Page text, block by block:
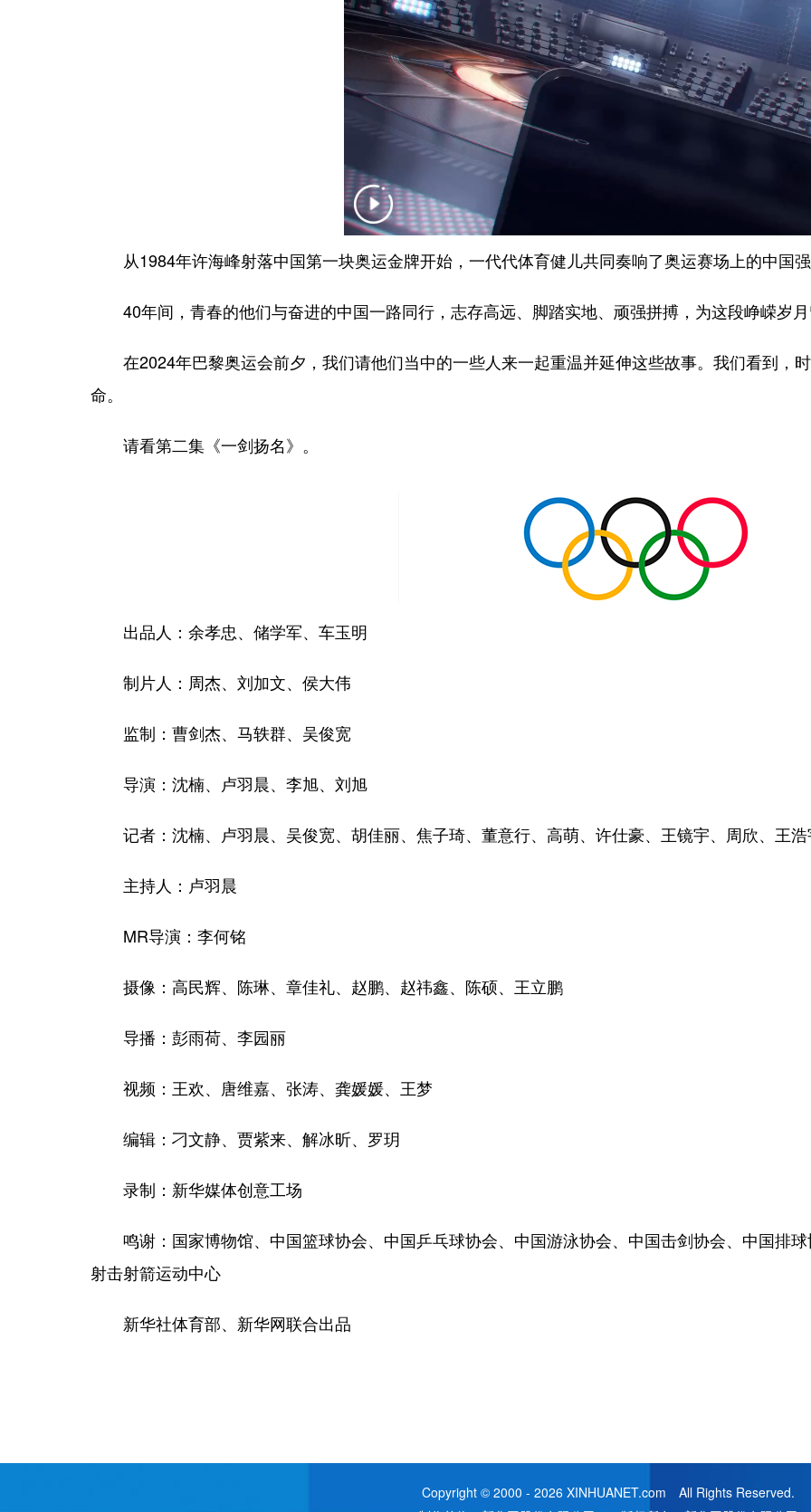
从1984年许海峰射落中国第一块奥运金牌开始，一代代体育健儿共同奏响了奥运赛场上的中国
40年间，青春的他们与奋进的中国一路同行，志存高远、脚踏实地、顽强拼搏，为这段峥嵘岁
在2024年巴黎奥运会前夕，我们请他们当中的一些人来一起重温并延伸这些故事。我们看到，
命。
请看第二集《一剑扬名》。
出品人：余孝忠、储学军、车玉明
制片人：周杰、刘加文、侯大伟
监制：曹剑杰、马轶群、吴俊宽
导演：沈楠、卢羽晨、李旭、刘旭
记者：沈楠、卢羽晨、吴俊宽、胡佳丽、焦子琦、董意行、高萌、许仕豪、王镜宇、周欣、王浩
主持人：卢羽晨
MR导演：李何铭
摄像：高民辉、陈琳、章佳礼、赵鹏、赵祎鑫、陈硕、王立鹏
导播：彭雨荷、李园丽
视频：王欢、唐维嘉、张涛、龚媛媛、王梦
编辑：刁文静、贾紫来、解冰昕、罗玥
录制：新华媒体创意工场
鸣谢：国家博物馆、中国篮球协会、中国乒乓球协会、中国游泳协会、中国击剑协会、中国排球
射击射箭运动中心
新华社体育部、新华网联合出品
Copyright © 2000 - 2026 XINHUANET.com All Rights Reserved.